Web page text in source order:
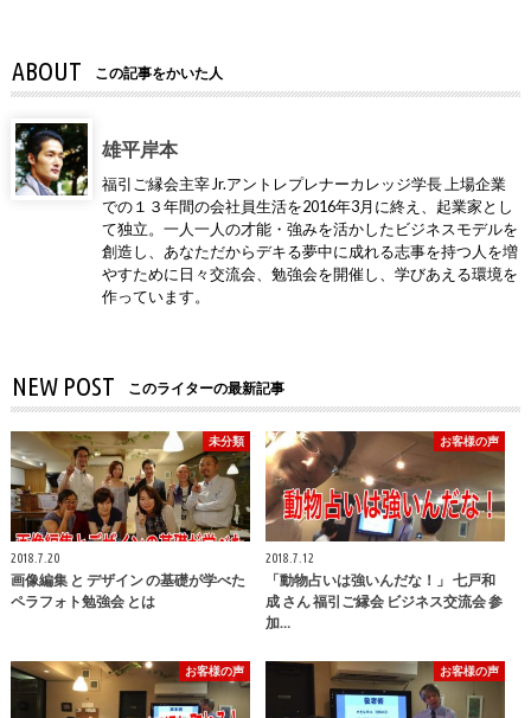
ABOUT この記事をかいた人
雄平岸本
福引ご縁会主宰 Jr.アントレプレナーカレッジ学長 上場企業
での１３年間の会社員生活を2016年3月に終え、起業家とし
て独立。一人一人の才能・強みを活かしたビジネスモデルを
創造し、あなただからデキる夢中に成れる志事を持つ人を増
やすために日々交流会、勉強会を開催し、学びあえる環境を
作っています。
NEW POST このライターの最新記事
未分類
2018.7.20
画像編集 と デザイン の基礎が学べた
ペラフォト勉強会 とは
お客様の声
2018.7.12
「動物占いは強いんだな！」 七戸和
成 さん 福引ご縁会 ビジネス交流会 参
加…
お客様の声 お客様の声